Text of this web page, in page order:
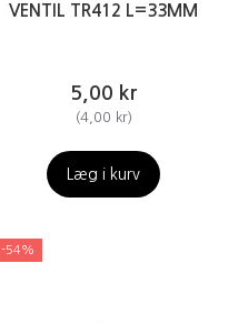
VENTIL TR412 L=33MM
5,00 kr
(4,00 kr)
Læg i kurv
-54%